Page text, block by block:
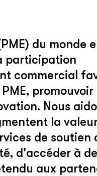
du monde
participation
commercial
promouvoir
Nous
la
de soutien
d'accéder à de
aux